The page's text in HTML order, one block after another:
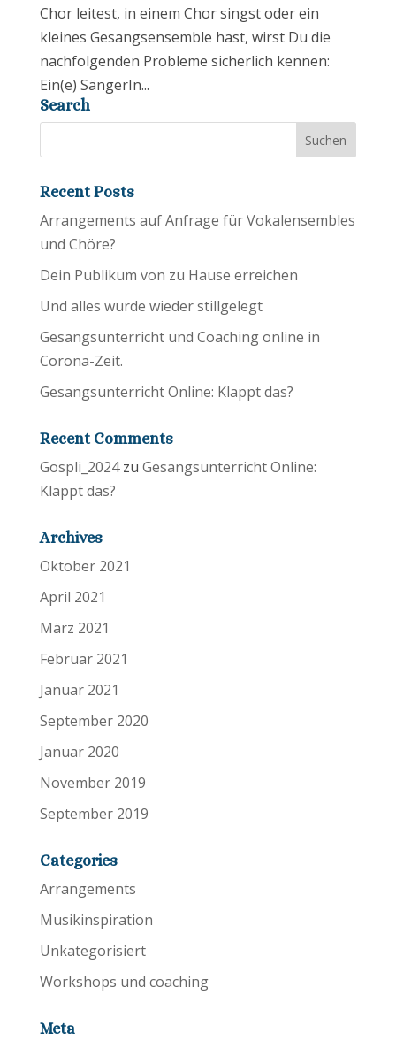
Chor leitest, in einem Chor singst oder ein
kleines Gesangsensemble hast, wirst Du die
nachfolgenden Probleme sicherlich kennen:
Ein(e) SängerIn...
Search
Recent Posts
Arrangements auf Anfrage für Vokalensembles
und Chöre?
Dein Publikum von zu Hause erreichen
Und alles wurde wieder stillgelegt
Gesangsunterricht und Coaching online in
Corona-Zeit.
Gesangsunterricht Online: Klappt das?
Recent Comments
Gospli_2024zu Gesangsunterricht Online:
Klappt das?
Archives
Oktober 2021
April 2021
März 2021
Februar 2021
Januar 2021
September 2020
Januar 2020
November 2019
September 2019
Categories
Arrangements
Musikinspiration
Unkategorisiert
Workshops und coaching
Meta